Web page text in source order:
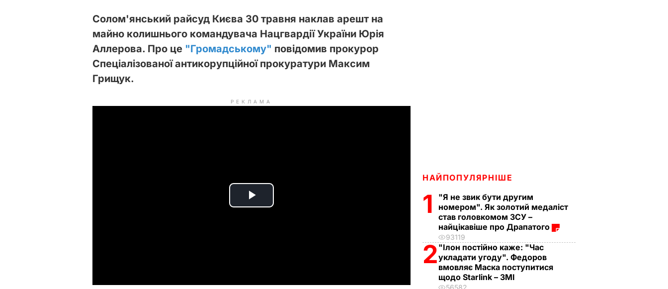
Солом'янський райсуд Києва 30 травня наклав арешт на
майно колишнього командувача Нацгвардії України Юрія
Аллерова. Про це "Громадському" повідомив прокурор
Спеціалізованої антикорупційної прокуратури Максим
Грищук.
РЕКЛАМА
P
НАЙПОПУЛЯРНІШЕ
1
"Я не звик бути другим
номером". Як золотий медаліст
став головкомом ЗСУ –
найцікавіше про Драпатого
93119
2 "Ілон постійно каже: "Час
укладати угоду". Федоров
вмовляє Маска поступитися
щодо Starlink – ЗМІ
56582